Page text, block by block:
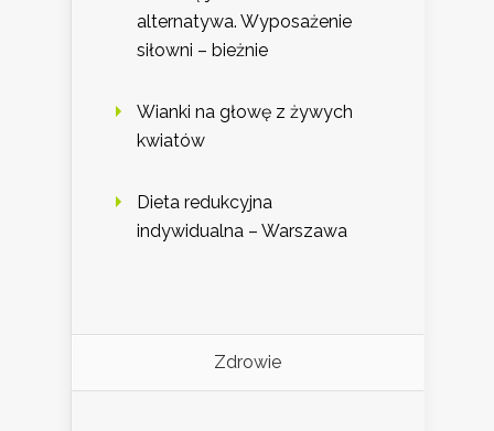
alternatywa. Wyposażenie
siłowni – bieżnie
Wianki na głowę z żywych
kwiatów
Dieta redukcyjna
indywidualna – Warszawa
Zdrowie